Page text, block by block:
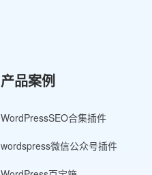
产品案例
WordPressSEO合集插件
wordspress微信公众号插件